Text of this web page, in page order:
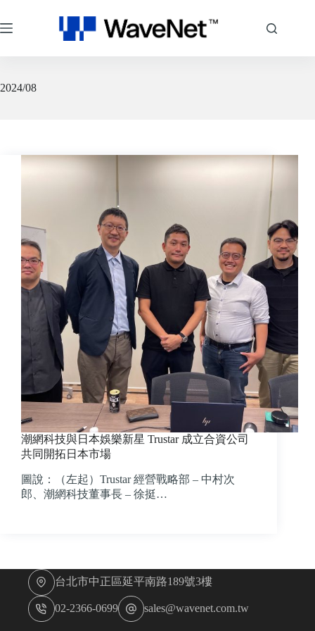
至
主
2024/08
潮網科技與日本娛樂新星 Trustar 成立合資公司
共同開拓日本市場
圖說：（左起）Trustar 經營戰略部 – 中村次
郎、潮網科技董事長 – 徐挺…
台北市中正區延平南路189號3樓
02-2366-0699 sales@wavenet.com.tw